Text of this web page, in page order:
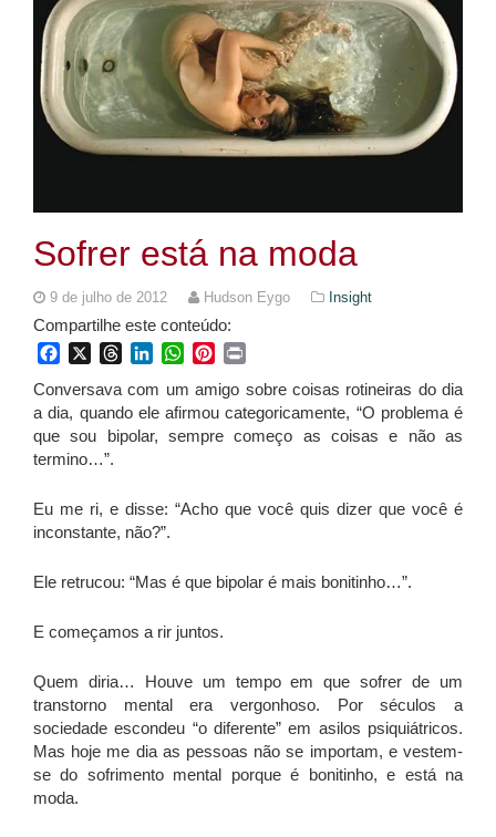
Sofrer está na moda
9 de julho de 2012 Hudson Eygo Insight
Compartilhe este conteúdo:
FacebookThreadsLinkedInWhatsApp
Pinterest
Conversava com um amigo sobre coisas rotineiras do dia
a dia, quando ele afirmou categoricamente, “O problema é
que sou bipolar, sempre começo as coisas e não as
termino…”.
Eu me ri, e disse: “Acho que você quis dizer que você é
inconstante, não?”.
Ele retrucou: “Mas é que bipolar é mais bonitinho…”.
E começamos a rir juntos.
Quem diria… Houve um tempo em que sofrer de um
transtorno mental era vergonhoso. Por séculos a
sociedade escondeu “o diferente” em asilos psiquiátricos.
Mas hoje me dia as pessoas não se importam, e vestem-
se do sofrimento mental porque é bonitinho, e está na
moda.